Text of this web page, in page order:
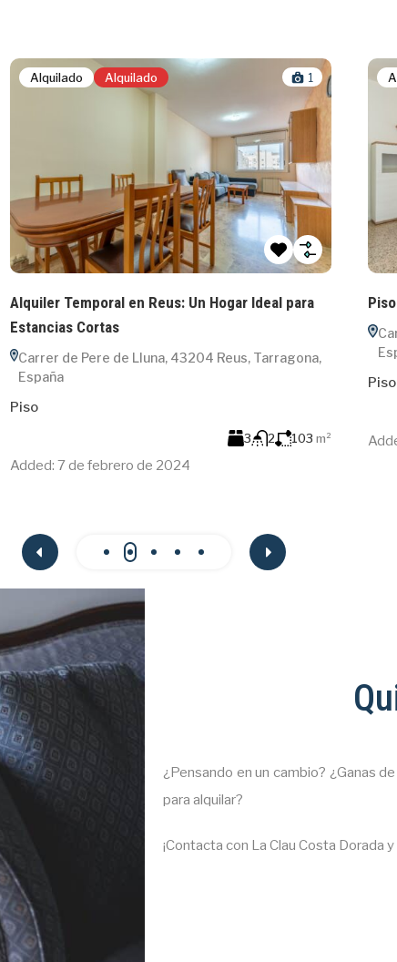
Alquilado Alquilado 1
Alquiler Temporal en Reus: Un Hogar Ideal para
Estancias Cortas
Carrer de Pere de Lluna, 43204 Reus, Tarragona,
España
Piso
3 2 103m²
Added:7 de febrero de 2024
Piso
Piso
Added:
¿Pensando en un cambio? ¿Ganas
para alquilar?
¡Contacta con La Clau Costa Dorada